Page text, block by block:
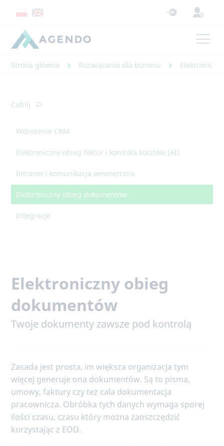
Strona główna Rozwiązania dla biznesu
Cofnij
Wdrożenie CRM
Elektroniczny obieg faktur i kontrola kosztów (AI)
Intranet i komunikacja wewnętrzna
Elektroniczny obieg dokumentów
Integracje
Elektroniczny obieg
dokumentów
Twoje dokumenty zawsze pod kontrolą
Zasada jest prosta, im większa organizacja tym
więcej generuje ona dokumentów. Są to pisma,
umowy, faktury czy też cała dokumentacja
pracownicza. Obróbka tych danych wymaga sporej
ilości czasu, czasu który można zaoszczędzić
korzystając z EOD.